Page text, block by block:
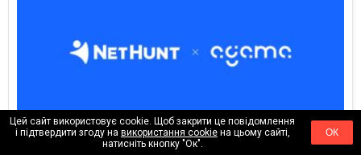
Цей сайт використовує cookie. Щоб закрити це повідомлення
і підтвердити згоду на використання cookieна цьому сайті,
натисніть кнопку "Ок".
ОК